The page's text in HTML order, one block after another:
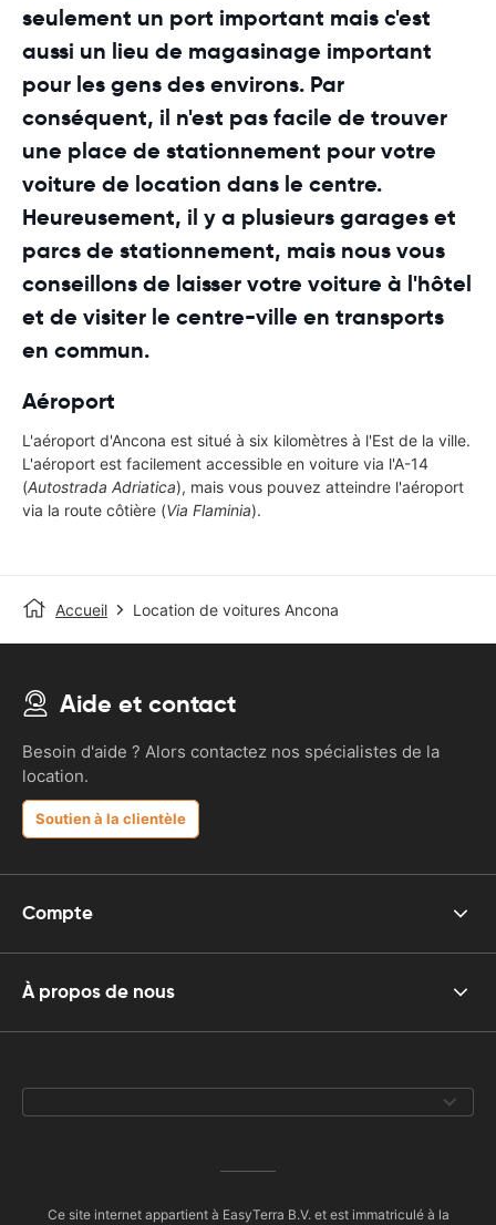
seulement un port important mais c'est
aussi un lieu de magasinage important
pour les gens des environs. Par
conséquent, il n'est pas facile de trouver
une place de stationnement pour votre
voiture de location dans le centre.
Heureusement, il y a plusieurs garages et
parcs de stationnement, mais nous vous
conseillons de laisser votre voiture à l'hôtel
et de visiter le centre-ville en transports
en commun.
Aéroport
L'aéroport d'Ancona est situé à six kilomètres à l'Est de la ville.
L'aéroport est facilement accessible en voiture via l'A-14
(Autostrada Adriatica), mais vous pouvez atteindre l'aéroport
via la route côtière (Via Flaminia).
Accueil Location de voitures Ancona
Aide et contact
Besoin d'aide ? Alors contactez nos spécialistes de la
location.
Soutien à la clientèle
Compte
À propos de nous
Ce site internet appartient à EasyTerra B.V. et est immatriculé à la